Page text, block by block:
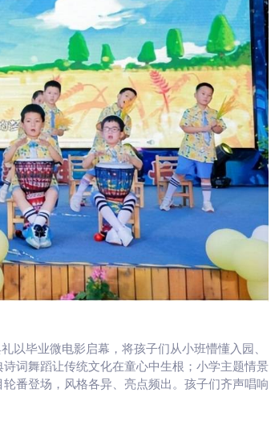
以毕业微电影启幕，将孩子们从小班懵懂入园、
词舞蹈让传统文化在童心中生根；小学主题情景
番登场，风格各异、亮点频出。孩子们齐声唱响